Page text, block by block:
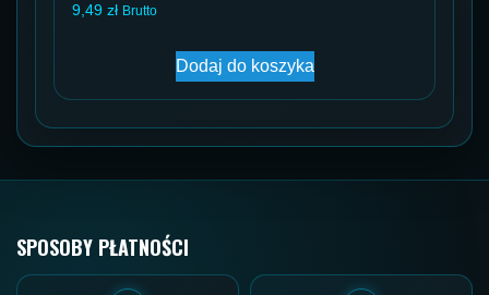
9,49 zł Brutto
Dodaj do koszyka
SPOSOBY PŁATNOŚCI